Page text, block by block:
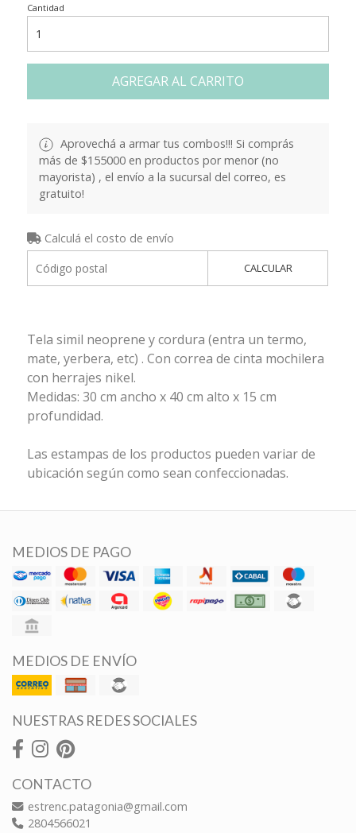
Cantidad
AGREGAR AL CARRITO
Aprovechá a armar tus combos!!! Si comprás
más de $155000 en productos por menor (no
mayorista) , el envío a la sucursal del correo, es
gratuito!
Calculá el costo de envío
CALCULAR
Tela simil neoprene y cordura (entra un termo,
mate, yerbera, etc) . Con correa de cinta mochilera
con herrajes nikel.
Medidas: 30 cm ancho x 40 cm alto x 15 cm
profundidad.
Las estampas de los productos pueden variar de
ubicación según como sean confeccionadas.
MEDIOS DE PAGO
MEDIOS DE ENVÍO
NUESTRAS REDES SOCIALES
CONTACTO
estrenc.patagonia@gmail.com
2804566021